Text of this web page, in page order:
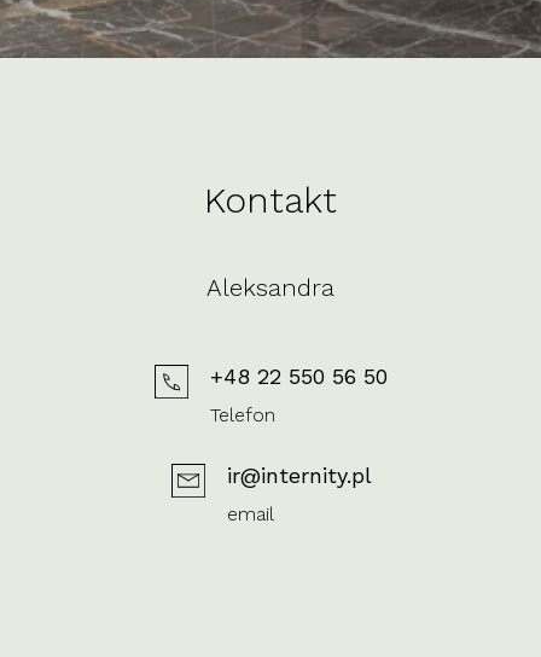
Kontakt
Aleksandra
+48 22 550 56 50
Telefon
ir@internity.pl
email